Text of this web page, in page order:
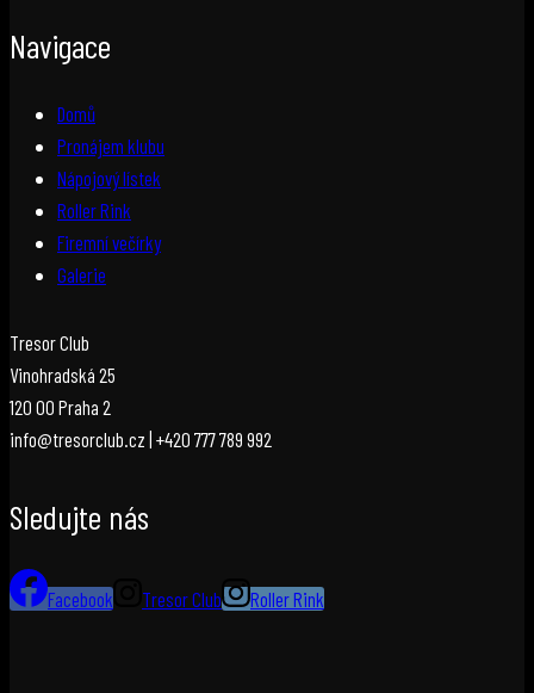
Navigace
Domů
Pronájem klubu
Nápojový lístek
Roller Rink
Firemní večírky
Galerie
Tresor Club
Vinohradská 25
120 00 Praha 2
info@tresorclub.cz | +420 777 789 992
Sledujte nás
Facebook Tresor Club Roller Rink